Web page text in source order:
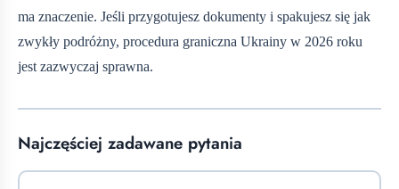
ma znaczenie. Jeśli przygotujesz dokumenty i spakujesz się jak
zwykły podróżny, procedura graniczna Ukrainy w 2026 roku
jest zazwyczaj sprawna.
Najczęściej zadawane pytania